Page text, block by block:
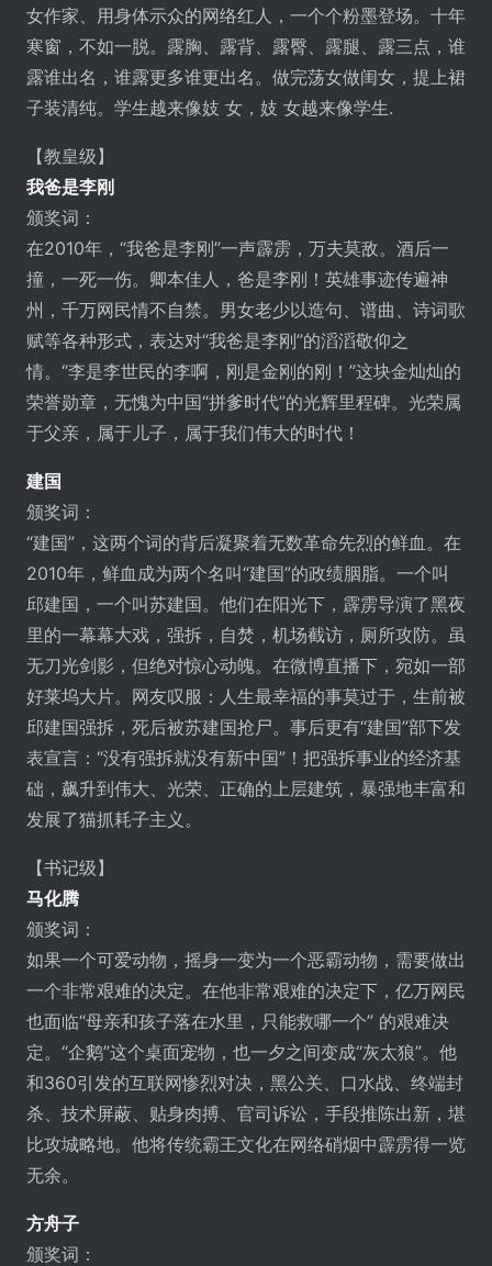
女作家、用身体示众的网络红人，一个个粉墨登场。十年
寒窗，不如一脱。露胸、露背、露臀、露腿、露三点，谁
露谁出名，谁露更多谁更出名。做完荡女做闺女，提上裙
子装清纯。学生越来像妓 女，妓 女越来像学生.
【教皇级】
我爸是李刚
颁奖词：
在2010年，“我爸是李刚”一声霹雳，万夫莫敌。酒后一
撞，一死一伤。卿本佳人，爸是李刚！英雄事迹传遍神
州，千万网民情不自禁。男女老少以造句、谱曲、诗词歌
赋等各种形式，表达对“我爸是李刚”的滔滔敬仰之
情。“李是李世民的李啊，刚是金刚的刚！”这块金灿灿的
荣誉勋章，无愧为中国“拼爹时代”的光辉里程碑。光荣属
于父亲，属于儿子，属于我们伟大的时代！
建国
颁奖词：
“建国”，这两个词的背后凝聚着无数革命先烈的鲜血。在
2010年，鲜血成为两个名叫“建国”的政绩胭脂。一个叫
邱建国，一个叫苏建国。他们在阳光下，霹雳导演了黑夜
里的一幕幕大戏，强拆，自焚，机场截访，厕所攻防。虽
无刀光剑影，但绝对惊心动魄。在微博直播下，宛如一部
好莱坞大片。网友叹服：人生最幸福的事莫过于，生前被
邱建国强拆，死后被苏建国抢尸。事后更有“建国”部下发
表宣言：“没有强拆就没有新中国”！把强拆事业的经济基
础，飙升到伟大、光荣、正确的上层建筑，暴强地丰富和
发展了猫抓耗子主义。
【书记级】
马化腾
颁奖词：
如果一个可爱动物，摇身一变为一个恶霸动物，需要做出
一个非常艰难的决定。在他非常艰难的决定下，亿万网民
也面临“母亲和孩子落在水里，只能救哪一个” 的艰难决
定。“企鹅”这个桌面宠物，也一夕之间变成“灰太狼”。他
和360引发的互联网惨烈对决，黑公关、口水战、终端封
杀、技术屏蔽、贴身肉搏、官司诉讼，手段推陈出新，堪
比攻城略地。他将传统霸王文化在网络硝烟中霹雳得一览
无余。
方舟子
颁奖词：